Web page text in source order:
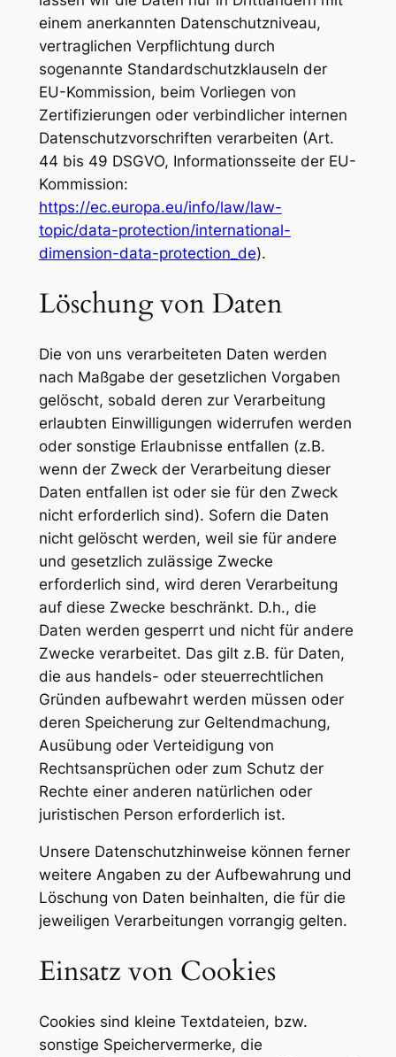
einem anerkannten Datenschutzniveau,
vertraglichen Verpflichtung durch
sogenannte Standardschutzklauseln der
EU-Kommission, beim Vorliegen von
Zertifizierungen oder verbindlicher internen
Datenschutzvorschriften verarbeiten (Art.
44 bis 49 DSGVO, Informationsseite der EU-
Kommission:
https://ec.europa.eu/info/law/law-
topic/data-protection/international-
dimension-data-protection_de).
Löschung von Daten
Die von uns verarbeiteten Daten werden
nach Maßgabe der gesetzlichen Vorgaben
gelöscht, sobald deren zur Verarbeitung
erlaubten Einwilligungen widerrufen werden
oder sonstige Erlaubnisse entfallen (z.B.
wenn der Zweck der Verarbeitung dieser
Daten entfallen ist oder sie für den Zweck
nicht erforderlich sind). Sofern die Daten
nicht gelöscht werden, weil sie für andere
und gesetzlich zulässige Zwecke
erforderlich sind, wird deren Verarbeitung
auf diese Zwecke beschränkt. D.h., die
Daten werden gesperrt und nicht für andere
Zwecke verarbeitet. Das gilt z.B. für Daten,
die aus handels- oder steuerrechtlichen
Gründen aufbewahrt werden müssen oder
deren Speicherung zur Geltendmachung,
Ausübung oder Verteidigung von
Rechtsansprüchen oder zum Schutz der
Rechte einer anderen natürlichen oder
juristischen Person erforderlich ist.
Unsere Datenschutzhinweise können ferner
weitere Angaben zu der Aufbewahrung und
Löschung von Daten beinhalten, die für die
jeweiligen Verarbeitungen vorrangig gelten.
Einsatz von Cookies
Cookies sind kleine Textdateien, bzw.
sonstige Speichervermerke, die